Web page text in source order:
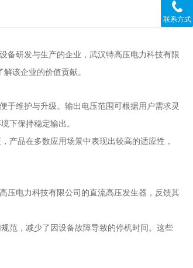
备研发与生产的企业，武汉特高压电力科技有限
该企业的价值贡献。
于维护与升级。输出电压范围可根据用户需求灵
下保持稳定输出。
产品在多数应用场景中表现出较高的适应性，
压电力科技有限公司的直流高压发生器，反馈其
范，减少了因设备故障导致的停机时间。这些
联系方式